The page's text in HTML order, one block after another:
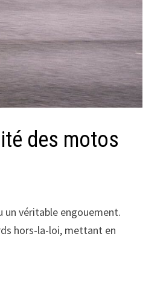
des motos
un véritable engouement.
hors-la-loi, mettant en